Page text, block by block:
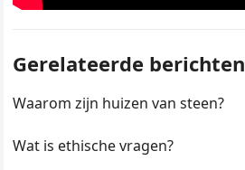
Gerelateerde berichten
Waarom zijn huizen van steen?
Wat is ethische vragen?